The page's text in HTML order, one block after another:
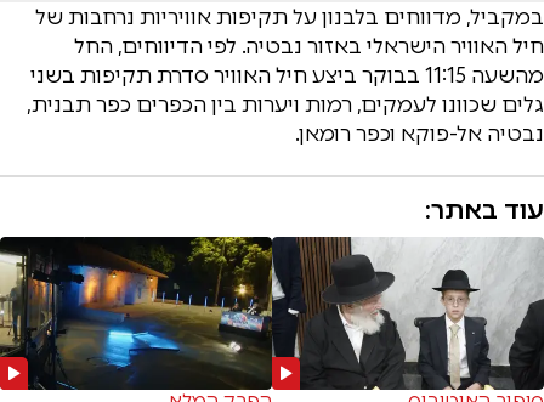
במקביל, מדווחים בלבנון על תקיפות אוויריות נרחבות של
חיל האוויר הישראלי באזור נבטיה. לפי הדיווחים, החל
מהשעה 11:15 בבוקר ביצע חיל האוויר סדרת תקיפות בשני
גלים שכוונו לעמקים, רמות ויערות בין הכפרים כפר תבנית,
נבטיה אל-פוקא וכפר רומאן.
עוד באתר: